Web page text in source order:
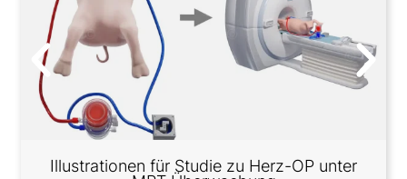
Illustrationen für Studie zu Herz-OP unter